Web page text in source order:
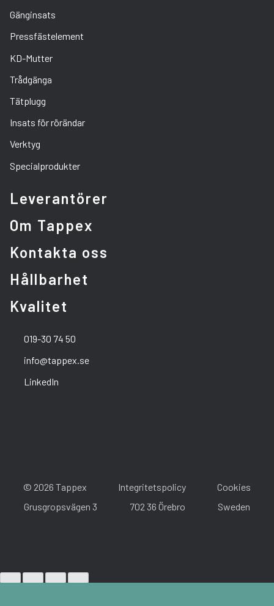
Gänginsats
Pressfästelement
KD-Mutter
Trådgänga
Tätplugg
Insats för rörändar
Verktyg
Specialprodukter
Leverantörer
Om Tappex
Kontakta oss
Hållbarhet
Kvalitet
019-30 74 50
info@tappex.se
LinkedIn
© 2026 Tappex Integritetspolicy
Cookies
Grusgropsvägen 3
702 36 Örebro Sweden